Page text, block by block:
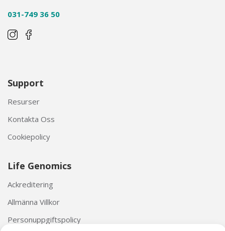
031-749 36 50
Support
Resurser
Kontakta Oss
Cookiepolicy
Life Genomics
Ackreditering
Allmänna Villkor
Personuppgiftspolicy